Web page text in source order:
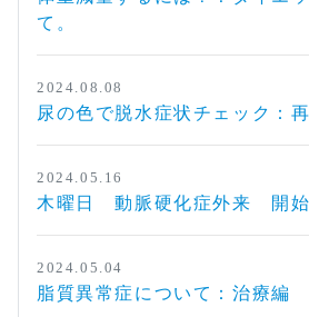
て。
2024.08.08
尿の色で脱水症状チェック：
2024.05.16
木曜日 動脈硬化症外来 開始
2024.05.04
脂質異常症について：治療編